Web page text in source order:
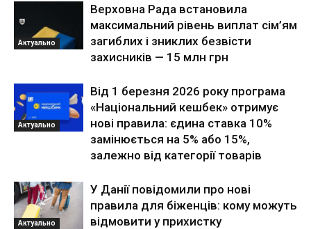
Актуально
Верховна Рада встановила
максимальний рівень виплат сім’ям
загиблих і зниклих безвісти
захисників — 15 млн грн
Актуально
Від 1 березня 2026 року програма
«Національний кешбек» отримує
нові правила: єдина ставка 10%
замінюється на 5% або 15%,
залежно від категорії товарів
Актуально
У Данії повідомили про нові
правила для біженців: кому можуть
відмовити у прихистку